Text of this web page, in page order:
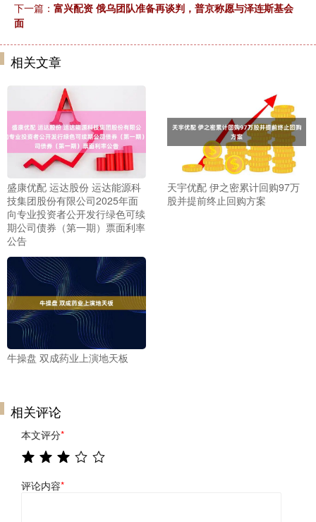
下一篇： 富兴配资 俄乌团队准备再谈判，普京称愿与泽连斯基会
面
相关文章
盛康优配 运达股份 运达能源科
技集团股份有限公司2025年面
向专业投资者公开发行绿色可续
期公司债券（第一期）票面利率
公告
天宇优配 伊之密累计回购97万
股并提前终止回购方案
牛操盘 双成药业上演地天板
相关评论
本文评分*
评论内容*